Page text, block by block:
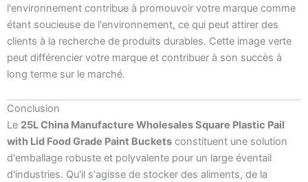
l'environnement contribue à promouvoir votre marque comme
étant soucieuse de l'environnement, ce qui peut attirer des
clients à la recherche de produits durables. Cette image verte
peut différencier votre marque et contribuer à son succès à
long terme sur le marché.
Conclusion
Le 25L China Manufacture Wholesales Square Plastic Pail
with Lid Food Grade Paint Buckets constituent une solution
d'emballage robuste et polyvalente pour un large éventail
d'industries. Qu'il s'agisse de stocker des aliments, de la